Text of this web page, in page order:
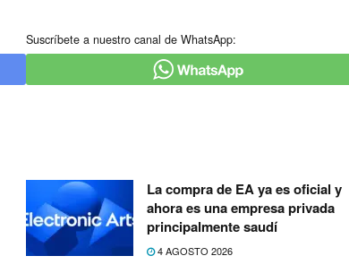
Suscríbete a nuestro canal de WhatsApp:
La compra de EA ya es oficial y
ahora es una empresa privada
principalmente saudí
4 AGOSTO 2026